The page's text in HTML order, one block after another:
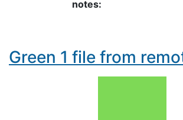
notes:
Green 1 file from